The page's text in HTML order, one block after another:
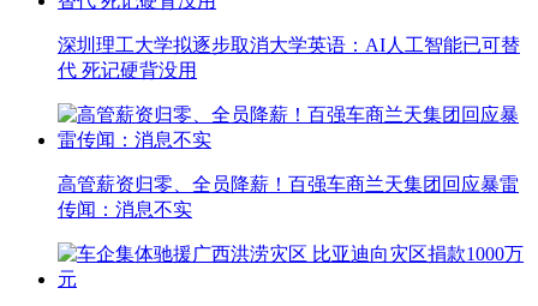
深圳理工大学拟逐步取消大学英语：AI人工智能已可替
代 死记硬背没用
高管薪资归零、全员降薪！百强车商兰天集团回应暴雷
传闻：消息不实